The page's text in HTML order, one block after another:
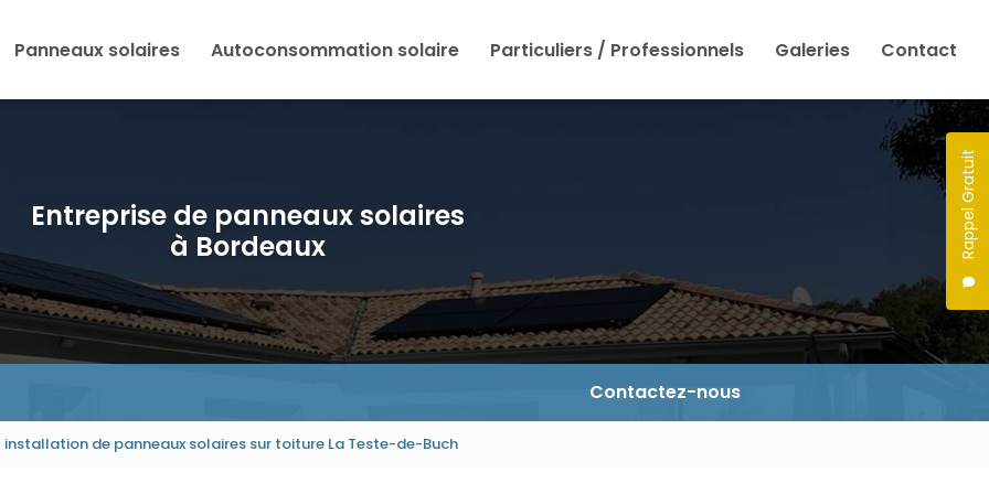
Rappel Gratuit
Panneaux solaires Autoconsommation solaire Particuliers / Professionnels Galeries Contact
Entreprise de panneaux solaires
à Bordeaux
Contactez-nous
installation de panneaux solaires sur toiture La Teste-de-Buch